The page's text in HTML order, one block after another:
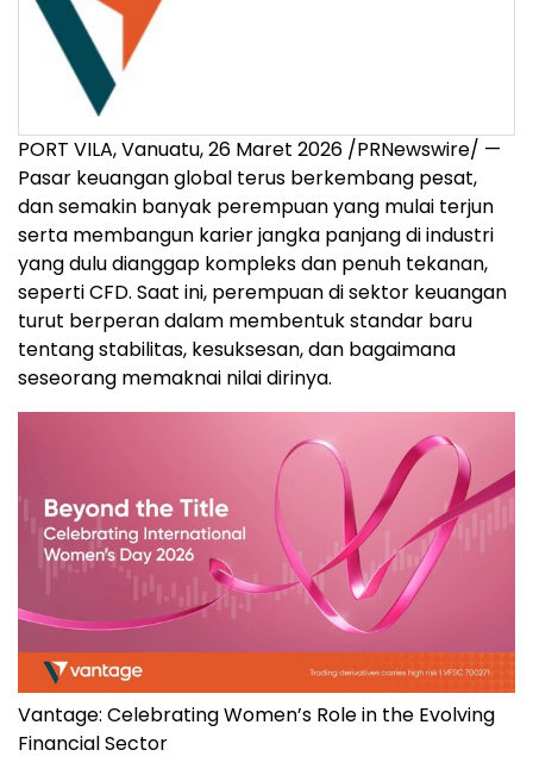
PORT VILA, Vanuatu, 26 Maret 2026 /PRNewswire/ —
Pasar keuangan global terus berkembang pesat,
dan semakin banyak perempuan yang mulai terjun
serta membangun karier jangka panjang di industri
yang dulu dianggap kompleks dan penuh tekanan,
seperti CFD. Saat ini, perempuan di sektor keuangan
turut berperan dalam membentuk standar baru
tentang stabilitas, kesuksesan, dan bagaimana
seseorang memaknai nilai dirinya.
Vantage: Celebrating Women’s Role in the Evolving
Financial Sector